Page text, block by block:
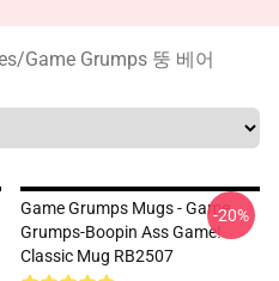
/Game Grumps 뚱 베어
Game Grumps Mugs - Game
Grumps-Boopin Ass Game!
Classic Mug RB2507
-20%